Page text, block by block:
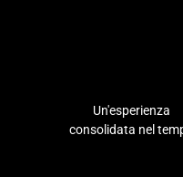
Un'esperienza
consolidata nel